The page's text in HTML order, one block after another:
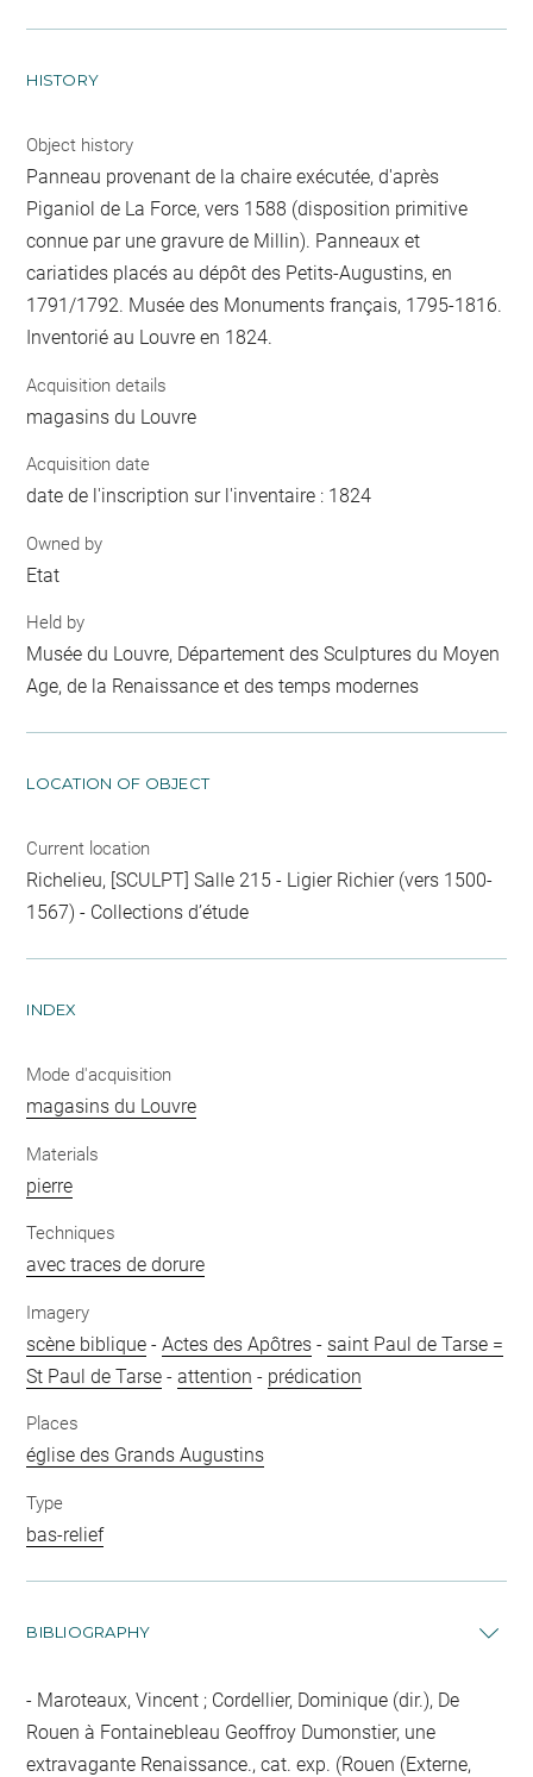
HISTORY
Object history
Panneau provenant de la chaire exécutée, d'après
Piganiol de La Force, vers 1588 (disposition primitive
connue par une gravure de Millin). Panneaux et
cariatides placés au dépôt des Petits-Augustins, en
1791/1792. Musée des Monuments français, 1795-1816.
Inventorié au Louvre en 1824.
Acquisition details
magasins du Louvre
Acquisition date
date de l'inscription sur l'inventaire : 1824
Owned by
Etat
Held by
Musée du Louvre, Département des Sculptures du Moyen
Age, de la Renaissance et des temps modernes
LOCATION OF OBJECT
Current location
Richelieu, [SCULPT] Salle 215 - Ligier Richier (vers 1500-
1567) - Collections d’étude
INDEX
Mode d'acquisition
magasins du Louvre
Materials
pierre
Techniques
avec traces de dorure
Imagery
scène biblique -Actes des Apôtres - saint Paul de Tarse =
St Paul de Tarse -attention - prédication
Places
église des Grands Augustins
Type
bas-relief
BIBLIOGRAPHY
Maroteaux, Vincent ; Cordellier, Dominique (dir.), De
Rouen à Fontainebleau Geoffroy Dumonstier, une
extravagante Renaissance., cat. exp. (Rouen (Externe,